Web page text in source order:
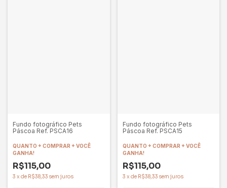
Fundo fotográfico Pets
Páscoa Ref. PSCA16
QUANTO + COMPRAR + VOCÊ
GANHA!
R$115,00
3 x de R$38,33 sem juros
Fundo fotográfico Pets
Páscoa Ref. PSCA15
QUANTO + COMPRAR + VOCÊ
GANHA!
R$115,00
3 x de R$38,33 sem juros